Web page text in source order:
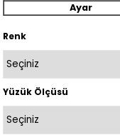
Ayar
Renk
Yüzük Ölçüsü